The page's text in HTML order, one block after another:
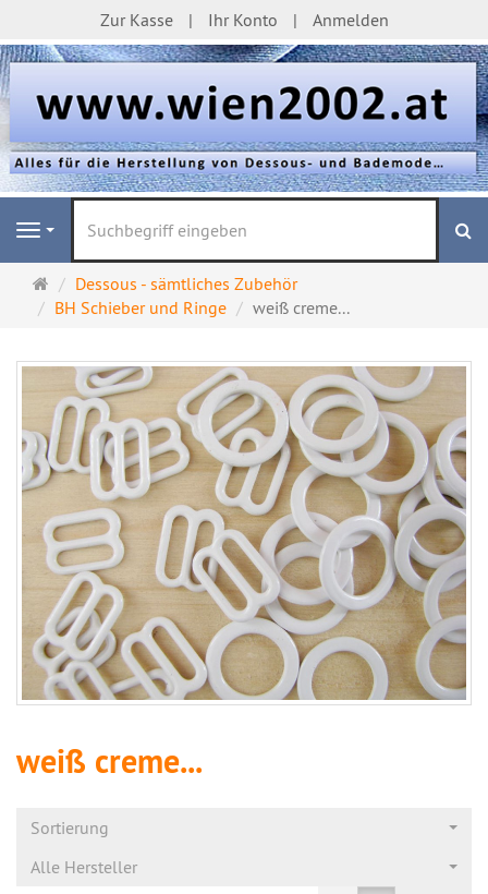
Zur Kasse Ihr Konto Anmelden
Navigation
Startseite
Dessous - sämtliches Zubehör
BH Schieber und Ringe
weiß creme...
weiß creme...
Sortierung
Alle Hersteller